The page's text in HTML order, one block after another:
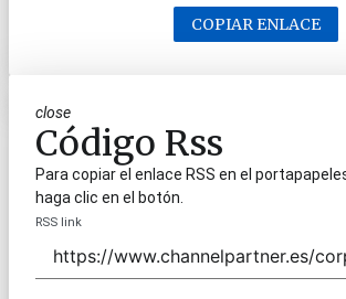
COPIAR ENLACE
close
Código Rss
Para copiar el enlace RSS en el
haga clic en el botón.
RSS link